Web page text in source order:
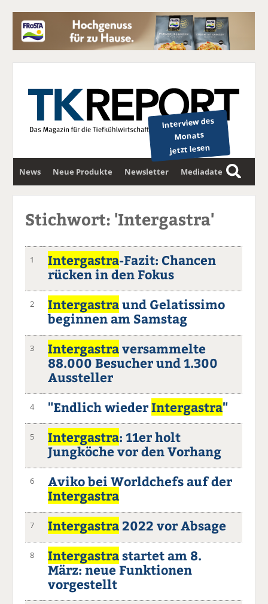
Interview des
Monats
jetzt lesen
News Neue Produkte Newsletter Mediadaten
S
u
Stichwort: 'Intergastra'
1 Intergastra-Fazit: Chancen
rücken in den Fokus
2 Intergastraund Gelatissimo
beginnen am Samstag
3 Intergastraversammelte
88.000 Besucher und 1.300
Aussteller
4 "Endlich wiederIntergastra"
5 Intergastra: 11er holt
Jungköche vor den Vorhang
6
Aviko bei Worldchefs auf der
Intergastra
7 Intergastra2022 vor Absage
8 Intergastrastartet am 8.
März: neue Funktionen
vorgestellt